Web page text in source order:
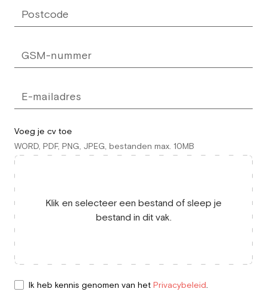
Voeg je cv toe
WORD, PDF, PNG, JPEG, bestanden max. 10MB
Klik en selecteer een bestand of sleep je
bestand in dit vak.
Ik heb kennis genomen van het Privacybeleid